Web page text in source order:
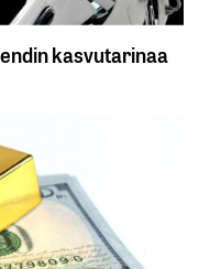
kasvutarinaa